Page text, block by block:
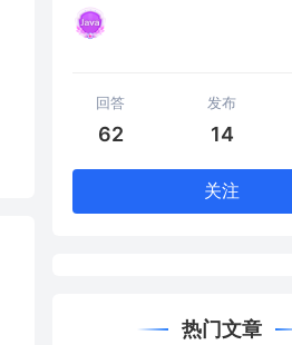
回答
62
发布
14
关注
热门文章